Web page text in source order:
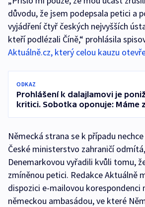
důvodu, že jsem podepsala petici a
vyjádření čtyř českých nejvyšších
kteří podlézali Číně,“ prohlásila
Aktuálně.cz, který celou kauzu
ODKAZ
Prohlášení k dalajlamovi je
kritici. Sobotka oponuje: Máme
Německá strana se k případu
České ministerstvo zahraničí
Denemarkovou vyřadili kvůli tomu,
zmíněnou petici. Redakce Aktuálně
dispozici e-mailovou korespondenci
německou ambasádou, ve které